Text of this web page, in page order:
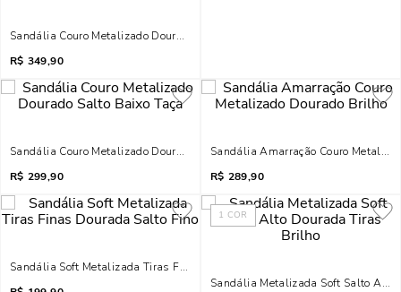
Sandália Couro Metalizado Dourado Salto Alto
R$ 349,90
Sandália Couro Metalizado Dourado Salto Baixo Taça
R$ 299,90
Sandália Amarração Couro
R$ 289,90
Sandália Soft Metalizada Tiras Finas Dourada Salto Fino
1 COR
Sandália Metalizada Soft Salto Alto